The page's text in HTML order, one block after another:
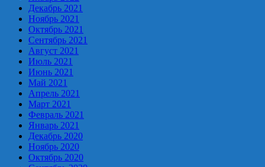
Декабрь 2021
Ноябрь 2021
Октябрь 2021
Сентябрь 2021
Август 2021
Июль 2021
Июнь 2021
Май 2021
Апрель 2021
Март 2021
Февраль 2021
Январь 2021
Декабрь 2020
Ноябрь 2020
Октябрь 2020